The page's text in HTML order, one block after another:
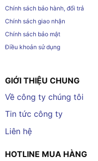
Chính sách bảo hành, đổi trả
Chính sách giao nhận
Chính sách bảo mật
Điều khoản sử dụng
GIỚI THIỆU CHUNG
Về công ty chúng tôi
Tin tức công ty
Liên hệ
HOTLINE MUA HÀNG